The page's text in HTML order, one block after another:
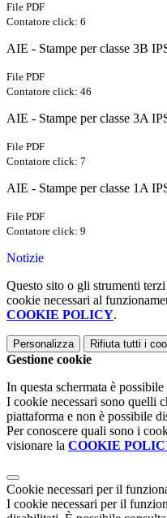
File PDF
Contatore click: 6
AIE - Stampe per classe 3B
File PDF
Contatore click: 46
AIE - Stampe per classe 3A
File PDF
Contatore click: 7
AIE - Stampe per classe 1A
File PDF
Contatore click: 9
Notizie
Questo sito o gli strumenti
cookie necessari al
COOKIE POLICY.
Personalizza Rifiuta tutti i
Gestione cookie
In questa schermata è
I cookie necessari sono quelli
piattaforma e non è possibile
Per conoscere quali sono i
visionare la COOKIE
Cookie necessari per il
I cookie necessari per il